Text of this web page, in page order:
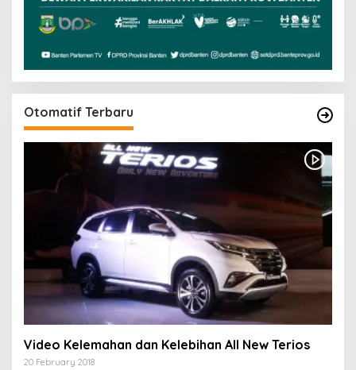
Otomatif Terbaru
Video Kelemahan dan Kelebihan All New Terios
20 February 2018